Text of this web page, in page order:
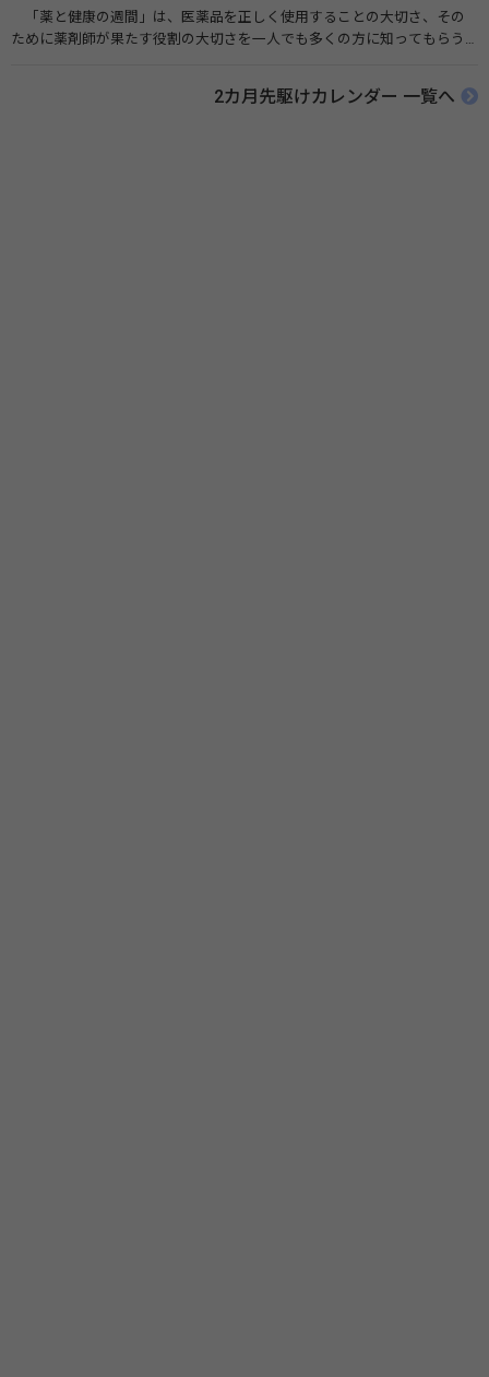
「薬と健康の週間」は、医薬品を正しく使用することの大切さ、その
ために薬剤師が果たす役割の大切さを一人でも多くの方に知ってもらう
伝えたい！薬との付き合い方」（保健指導リソースガイド）
2カ月先駆けカレンダー 一覧へ